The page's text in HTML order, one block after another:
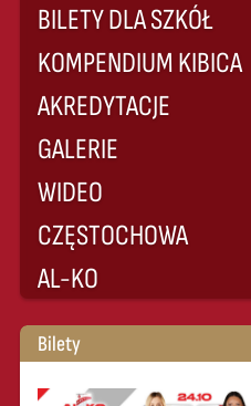
BILETY DLA SZKÓŁ
KOMPENDIUM KIBICA
AKREDYTACJE
GALERIE
WIDEO
CZĘSTOCHOWA
AL-KO
Bilety